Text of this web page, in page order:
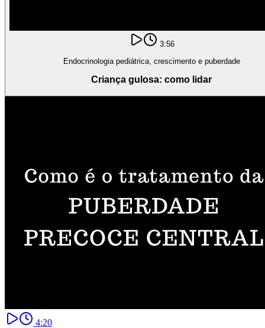
3:56
Endocrinologia pediátrica, crescimento e puberdade
Criança gulosa: como lidar
4:20